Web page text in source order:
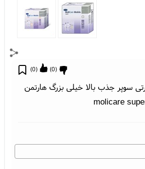
سوپر جذب بالا خیلی بزرگ هارتمن
(
0
) (
0
)